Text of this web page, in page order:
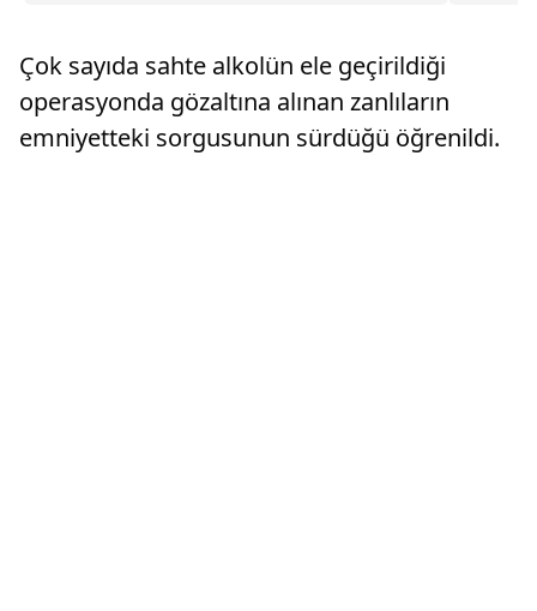
evde bul...
Çok sayıda sahte alkolün ele geçirildiği
operasyonda gözaltına alınan zanlıların
emniyetteki sorgusunun sürdüğü öğrenildi.